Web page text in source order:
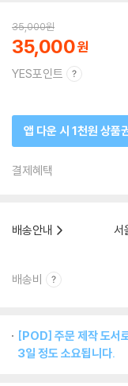
35,000원
35,000
YES포인트
앱 다운 시 1천원 상품
결제혜택
배송안내
서
배송비
[POD] 주문 제작 도서
3일 정도 소요됩니다.